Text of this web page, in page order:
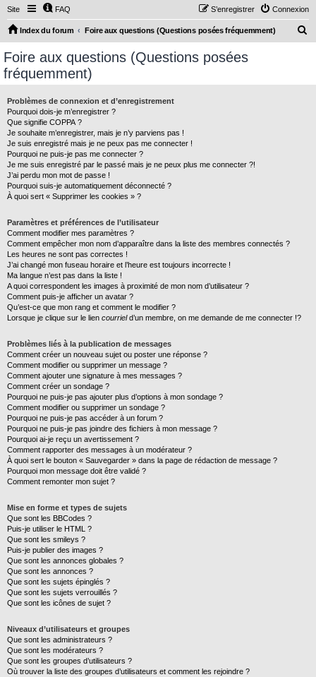
Site FAQ Connexion
S’enregistrer
Index du forum Foire aux questions (Questions posées fréquemment)
Foire aux questions (Questions posées
fréquemment)
Problèmes de connexion et d’enregistrement
Pourquoi dois-je m’enregistrer ?
Que signifie COPPA ?
Je souhaite m’enregistrer, mais je n’y parviens pas !
Je suis enregistré mais je ne peux pas me connecter !
Pourquoi ne puis-je pas me connecter ?
Je me suis enregistré par le passé mais je ne peux plus me connecter ?!
J’ai perdu mon mot de passe !
Pourquoi suis-je automatiquement déconnecté ?
À quoi sert « Supprimer les cookies » ?
Paramètres et préférences de l’utilisateur
Comment modifier mes paramètres ?
Comment empêcher mon nom d’apparaître dans la liste des membres connectés ?
Les heures ne sont pas correctes !
J’ai changé mon fuseau horaire et l’heure est toujours incorrecte !
Ma langue n’est pas dans la liste !
A quoi correspondent les images à proximité de mon nom d’utilisateur ?
Comment puis-je afficher un avatar ?
Qu’est-ce que mon rang et comment le modifier ?
Lorsque je clique sur le lien courrield’un membre, on me demande de me connecter !?
Problèmes liés à la publication de messages
Comment créer un nouveau sujet ou poster une réponse ?
Comment modifier ou supprimer un message ?
Comment ajouter une signature à mes messages ?
Comment créer un sondage ?
Pourquoi ne puis-je pas ajouter plus d’options à mon sondage ?
Comment modifier ou supprimer un sondage ?
Pourquoi ne puis-je pas accéder à un forum ?
Pourquoi ne puis-je pas joindre des fichiers à mon message ?
Pourquoi ai-je reçu un avertissement ?
Comment rapporter des messages à un modérateur ?
À quoi sert le bouton « Sauvegarder » dans la page de rédaction de message ?
Pourquoi mon message doit être validé ?
Comment remonter mon sujet ?
Mise en forme et types de sujets
Que sont les BBCodes ?
Puis-je utiliser le HTML ?
Que sont les smileys ?
Puis-je publier des images ?
Que sont les annonces globales ?
Que sont les annonces ?
Que sont les sujets épinglés ?
Que sont les sujets verrouillés ?
Que sont les icônes de sujet ?
Niveaux d’utilisateurs et groupes
Que sont les administrateurs ?
Que sont les modérateurs ?
Que sont les groupes d’utilisateurs ?
Où trouver la liste des groupes d’utilisateurs et comment les rejoindre ?